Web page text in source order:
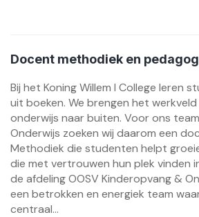
Docent methodiek en
Bij het Koning Willem I College leren
uit boeken. We brengen het
onderwijs naar buiten. Voor ons
Onderwijs zoeken wij daarom een
Methodiek die studenten helpt
die met vertrouwen hun plek vinden
de afdeling OOSV Kinderopvang &
een betrokken en energiek team
centraal...